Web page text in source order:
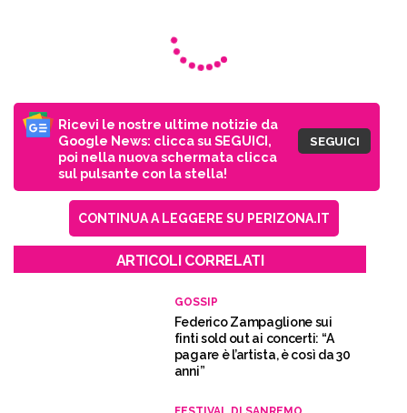
Ricevi le nostre ultime notizie da
Google News: clicca su SEGUICI,
poi nella nuova schermata clicca
sul pulsante con la stella!
SEGUICI
CONTINUA A LEGGERE SU PERIZONA.IT
ARTICOLI CORRELATI
GOSSIP
Federico Zampaglione sui
finti sold out ai concerti: “A
pagare è l’artista, è così da 30
anni”